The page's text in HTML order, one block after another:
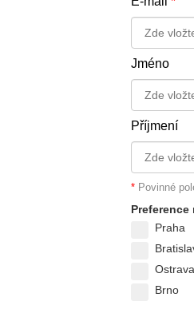
Jméno
Příjmení
*Povinné
Preference
Praha
Ostrava
Brno